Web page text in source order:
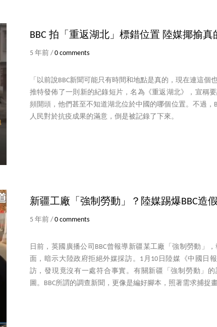
BBC 拍「重返湖北」標錯位置 陸媒揶揄真
5 年前 / 0 comments
「以前說BBC新聞可能只有時間和地點是真的，現在連這個
推特發佈了一則新的紀錄短片，名為《重返湖北》，宣稱
頻開頭，他們甚至不知道湖北位於中國的哪個位置。不過，
人民對於抗疫成果的滿意，倒是被記錄了下來。
新疆工廠「強制勞動」？陸媒踢爆BBC造
5 年前 / 0 comments
日前，英國廣播公司BBC曾報導新疆某工廠「強制勞動」
面，暗示大陸政府拒絕外媒採訪。1月10日陸媒《中國日
訪，發現竟沒有一處符合事實。有關新疆「強制勞動」的
圖。BBC所謂的調查新聞，更像是編好腳本，照著需求捕捉